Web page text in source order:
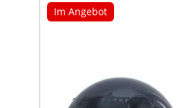
Im Angebot